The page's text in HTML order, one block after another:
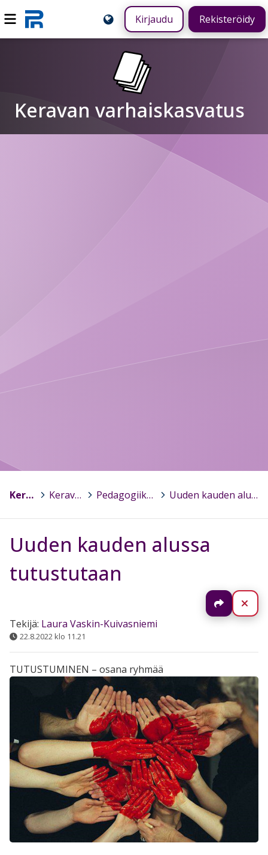
Kirjaudu Rekisteröidy
Keravan varhaiskasvatus
Kerava > Keravan varhaiskasvatus > Pedagogiikan yleinen tuki - hyvät käytännöt > Uuden kauden alussa tutustutaan
Uuden kauden alussa
tutustutaan
Jaa
Tekijä: Laura Vaskin-Kuivasniemi
22.8.2022 klo 11.21
TUTUSTUMINEN – osana ryhmää